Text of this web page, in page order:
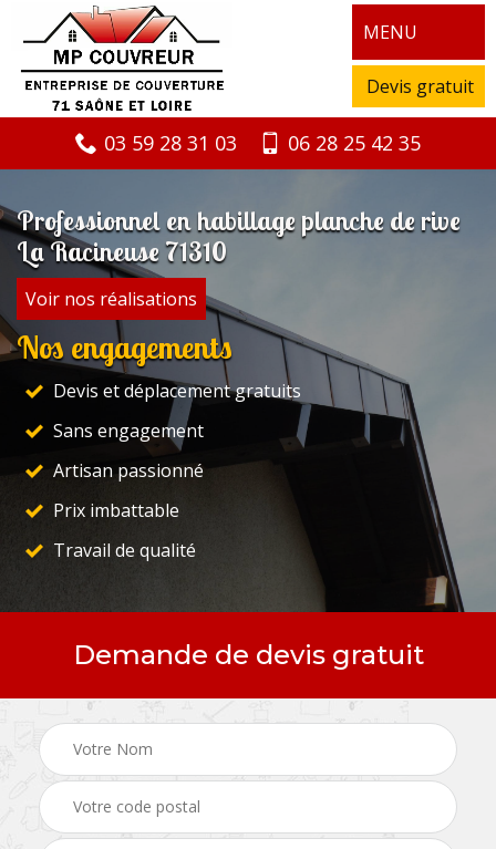
MENU
Devis gratuit
03 59 28 31 03 06 28 25 42 35
Professionnel en habillage planche de rive
La Racineuse 71310
Voir nos réalisations
Nos engagements
Devis et déplacement gratuits
Sans engagement
Artisan passionné
Prix imbattable
Travail de qualité
Demande de devis gratuit